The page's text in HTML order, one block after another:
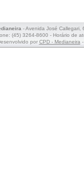
- Avenida José Callegari,
(45) 3264-8600 - Horário de
por CPD - Medianeira-